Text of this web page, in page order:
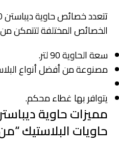
الخصائص المختلفة لتتمكن من
سعة الحاوية 90 لتر.
مصنوعة من أفضل أنواع
يتوافر بها غطاء محكم.
حاويات البلاستيك